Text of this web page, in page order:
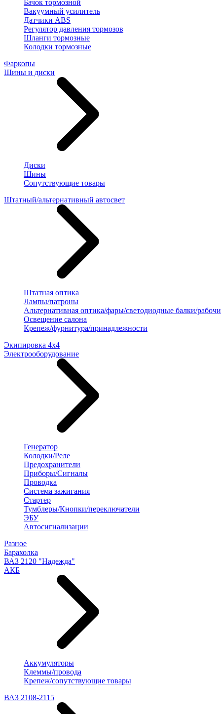
Бачок тормозной
Вакуумный усилитель
Датчики ABS
Регулятор давления тормозов
Шланги тормозные
Колодки тормозные
Фаркопы
Шины и диски
Диски
Шины
Сопутствующие товары
Штатный/альтернативный автосвет
Штатная оптика
Лампы/патроны
Альтернативная оптика/фары/светодиодные балки/
Освещение салона
Крепеж/фурнитура/принадлежности
Экипировка 4х4
Электрооборудование
Генератор
Колодки/Реле
Предохранители
Приборы/Сигналы
Проводка
Система зажигания
Стартер
Тумблеры/Кнопки/переключатели
ЭБУ
Автосигнализации
Разное
Барахолка
ВАЗ 2120 "Надежда"
АКБ
Аккумуляторы
Клеммы/провода
Крепеж/сопутствующие товары
ВАЗ 2108-2115